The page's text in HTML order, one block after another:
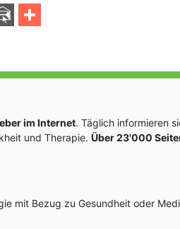
im Internet. Täglich informieren
und Therapie. Über 23'000
mit Bezug zu Gesundheit oder